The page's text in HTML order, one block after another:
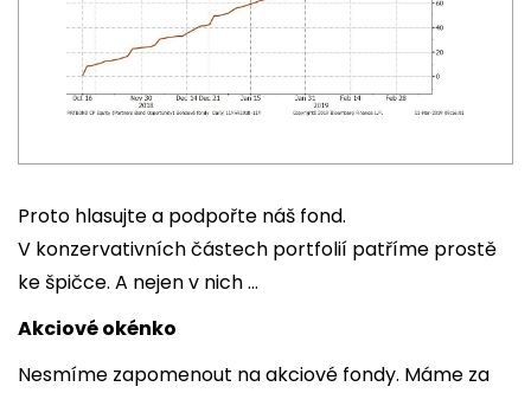
Proto hlasujte a podpořte náš fond.
V konzervativních částech portfolií patříme prostě
ke špičce. A nejen v nich …
Akciové okénko
Nesmíme zapomenout na akciové fondy. Máme za